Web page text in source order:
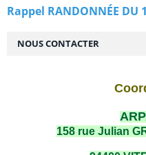
Rappel RANDONNÉE DU
NOUS CONTACTER
158 rue Julian